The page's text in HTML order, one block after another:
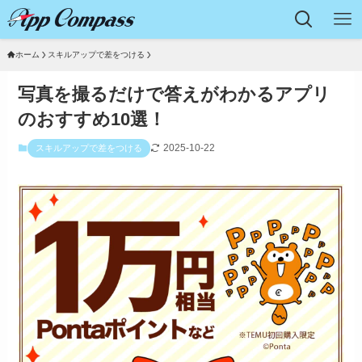
ホーム スキルアップで差をつける
写真を撮るだけで答えがわかるアプリ
のおすすめ10選！
スキルアップで差をつける 2025-10-22